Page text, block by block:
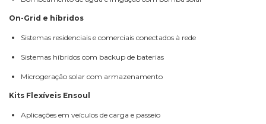
On-Grid e híbridos
Sistemas residenciais e comerciais conectados à rede
Sistemas híbridos com backup de baterias
Microgeração solar com armazenamento
Kits Flexíveis Ensoul
Aplicações em veículos de carga e passeio